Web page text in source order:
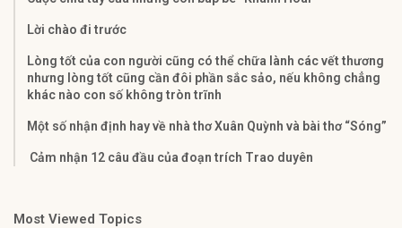
Lời chào đi trước
Lòng tốt của con người cũng có thể chữa lành các vết thương
nhưng lòng tốt cũng cần đôi phần sắc sảo, nếu không chẳng
khác nào con số không tròn trĩnh
Một số nhận định hay về nhà thơ Xuân Quỳnh và bài thơ “Sóng”
Cảm nhận 12 câu đầu của đoạn trích Trao duyên
Most Viewed Topics